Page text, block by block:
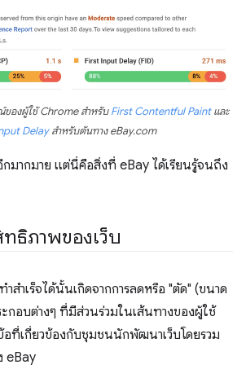
ของผู้ใช้ Chrome สําหรับFirst Contentful Paintและ
Delayสําหรับต้นทาง eBay.com
กมากมาย แต่นี่คือสิ่งที่ eBay ได้เรียนรู้จนถึง
ธิภาพของเว็บ
สำเร็จได้นั้นเกิดจากการลดหรือ "ตัด" (ขนาด
ะกอบต่างๆ ที่มีส่วนร่วมในเส้นทางของผู้ใช้
ที่เกี่ยวข้องกับชุมชนนักพัฒนาเว็บโดยรวม
eBay